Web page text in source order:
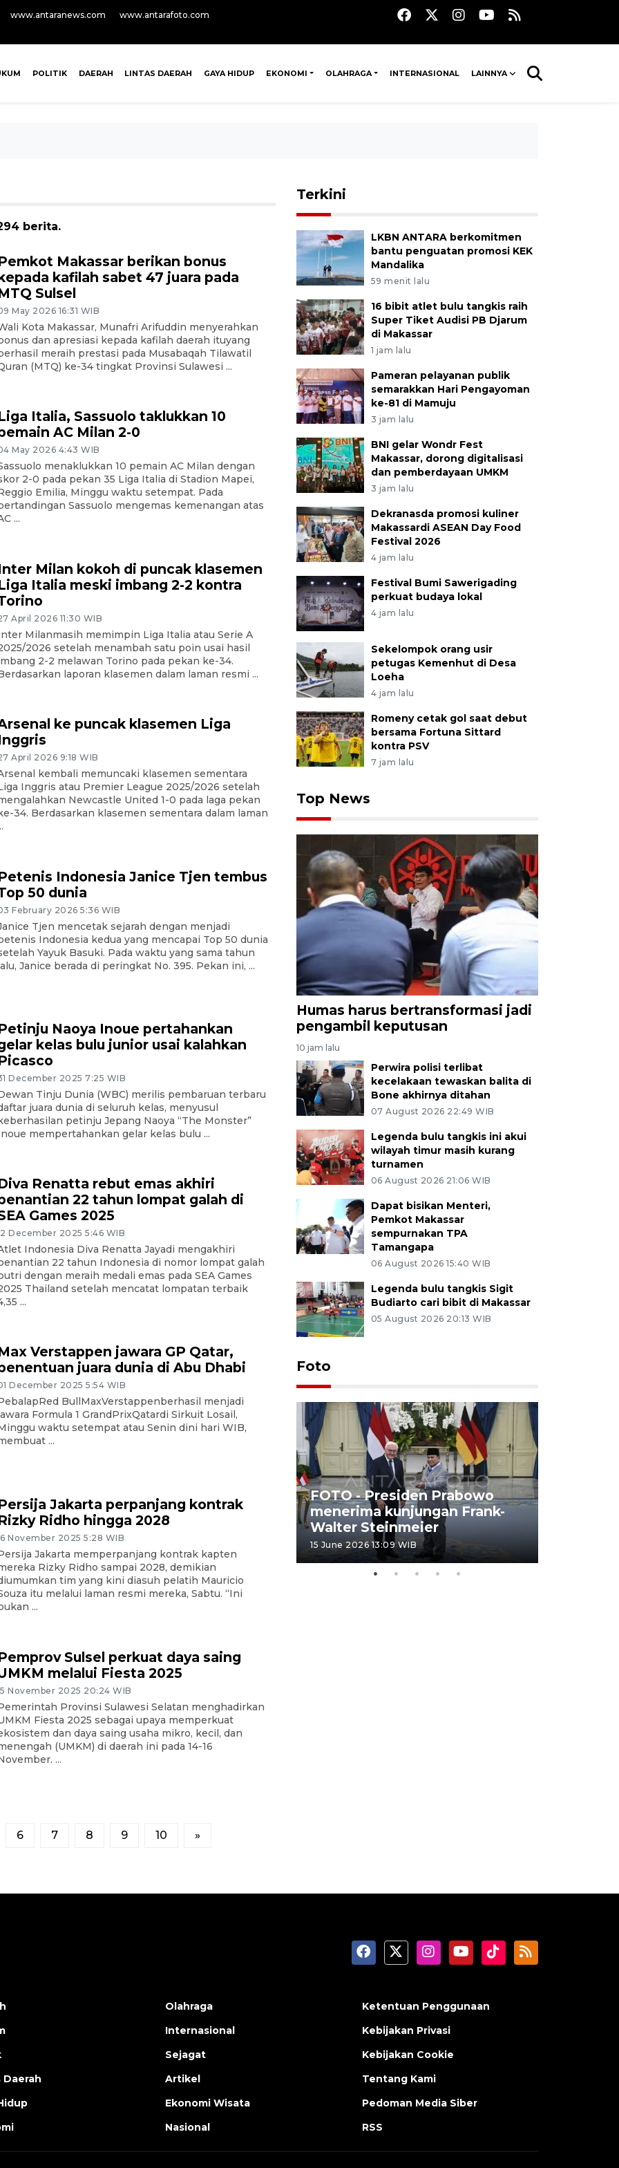
www.antaranews.com www.antarafoto.com
POLITIK DAERAH LINTAS DAERAH GAYA HIDUP EKONOMI OLAHRAGA INTERNASIONAL LAINNYA
berita.
Makassar berikan bonus
kafilah sabet 47 juara pada
Sulsel
May 2026 16:31 WIB
Kota Makassar, Munafri Arifuddin menyerahkan
dan apresiasi kepada kafilah daerah ituyang
meraih prestasi pada Musabaqah Tilawatil
(MTQ) ke-34 tingkat Provinsi Sulawesi ...
Italia, Sassuolo taklukkan 10
AC Milan 2-0
May 2026 4:43 WIB
menaklukkan 10 pemain AC Milan dengan
2-0 pada pekan 35 Liga Italia di Stadion Mapei,
Emilia, Minggu waktu setempat. Pada
Sassuolo mengemas kemenangan atas
...
Milan kokoh di puncak klasemen
Italia meski imbang 2-2 kontra
April 2026 11:30 WIB
Milanmasih memimpin Liga Italia atau Serie A
2026 setelah menambah satu poin usai hasil
2-2 melawan Torino pada pekan ke-34.
laporan klasemen dalam laman resmi ...
ke puncak klasemen Liga
April 2026 9:18 WIB
kembali memuncaki klasemen sementara
Inggris atau Premier League 2025/2026 setelah
Newcastle United 1-0 pada laga pekan
34. Berdasarkan klasemen sementara dalam laman
Indonesia Janice Tjen tembus
50 dunia
February 2026 5:36 WIB
Tjen mencetak sejarah dengan menjadi
Indonesia kedua yang mencapai Top 50 dunia
Yayuk Basuki. Pada waktu yang sama tahun
Janice berada di peringkat No. 395. Pekan ini, ...
Naoya Inoue pertahankan
kelas bulu junior usai kalahkan
December 2025 7:25 WIB
Tinju Dunia (WBC) merilis pembaruan terbaru
juara dunia di seluruh kelas, menyusul
petinju Jepang Naoya “The Monster”
mempertahankan gelar kelas bulu ...
Renatta rebut emas akhiri
22 tahun lompat galah di
Games 2025
December 2025 5:46 WIB
Indonesia Diva Renatta Jayadi mengakhiri
22 tahun Indonesia di nomor lompat galah
dengan meraih medali emas pada SEA Games
Thailand setelah mencatat lompatan terbaik
...
Verstappen jawara GP Qatar,
juara dunia di Abu Dhabi
December 2025 5:54 WIB
BullMaxVerstappenberhasil menjadi
Formula 1 GrandPrixQatardi Sirkuit Losail,
waktu setempat atau Senin dini hari WIB,
...
Jakarta perpanjang kontrak
Ridho hingga 2028
November 2025 5:28 WIB
Jakarta memperpanjang kontrak kapten
Rizky Ridho sampai 2028, demikian
tim yang kini diasuh pelatih Mauricio
itu melalui laman resmi mereka, Sabtu. “Ini
...
Sulsel perkuat daya saing
melalui Fiesta 2025
November 2025 20:24 WIB
Provinsi Sulawesi Selatan menghadirkan
Fiesta 2025 sebagai upaya memperkuat
dan daya saing usaha mikro, kecil, dan
(UMKM) di daerah ini pada 14-16
...
6 7 8 9 10 »
Terkini
LKBN ANTARA berkomitmen
bantu penguatan promosi KEK
Mandalika
59 menit lalu
16 bibit atlet bulu tangkis raih
Super Tiket Audisi PB Djarum
di Makassar
1 jam lalu
Pameran pelayanan publik
semarakkan Hari Pengayoman
ke-81 di Mamuju
3 jam lalu
BNI gelar Wondr Fest
Makassar, dorong digitalisasi
dan pemberdayaan UMKM
3 jam lalu
Dekranasda promosi kuliner
Makassardi ASEAN Day Food
Festival 2026
4 jam lalu
Festival Bumi Sawerigading
perkuat budaya lokal
4 jam lalu
Sekelompok orang usir
petugas Kemenhut di Desa
Loeha
4 jam lalu
Romeny cetak gol saat debut
bersama Fortuna Sittard
kontra PSV
7 jam lalu
Top News
Humas harus bertransformasi jadi
pengambil keputusan
10 jam lalu
Perwira polisi terlibat
kecelakaan tewaskan balita di
Bone akhirnya ditahan
07 August 2026 22:49 WIB
Legenda bulu tangkis ini akui
wilayah timur masih kurang
turnamen
06 August 2026 21:06 WIB
Dapat bisikan Menteri,
Pemkot Makassar
sempurnakan TPA
Tamangapa
06 August 2026 15:40 WIB
Legenda bulu tangkis Sigit
Budiarto cari bibit di Makassar
05 August 2026 20:13 WIB
Foto
FOTO - Kirab memperingati
HUT ke-80 Raja Keraton
Yogyakarta
FOTO - Presiden Prabowo
menerima kunjungan Frank-
Walter Steinmeier
15 June 2026 13:09 WIB
Olahraga
Internasional
Sejagat
Artikel
Ekonomi Wisata
Nasional
Ketentuan Penggunaan
Kebijakan Privasi
Kebijakan Cookie
Tentang Kami
Pedoman Media Siber
RSS